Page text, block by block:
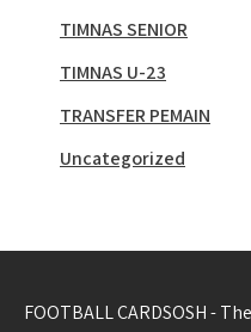
TIMNAS SENIOR
TIMNAS U-23
TRANSFER PEMAIN
Uncategorized
FOOTBALL CARDSOSH -